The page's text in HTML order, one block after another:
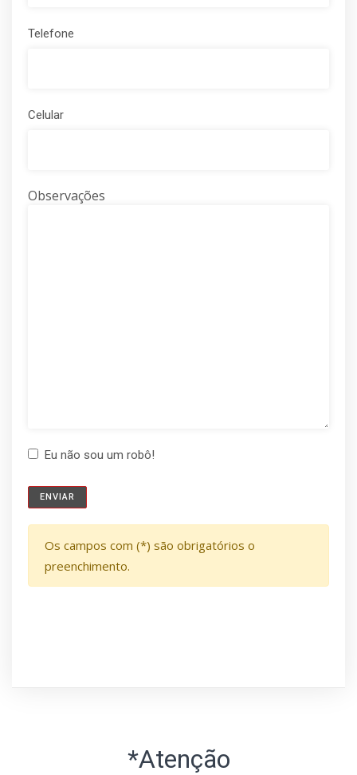
Telefone
Celular
Observações
Eu não sou um robô!
Os campos com (*) são obrigatórios o
preenchimento.
*Atenção